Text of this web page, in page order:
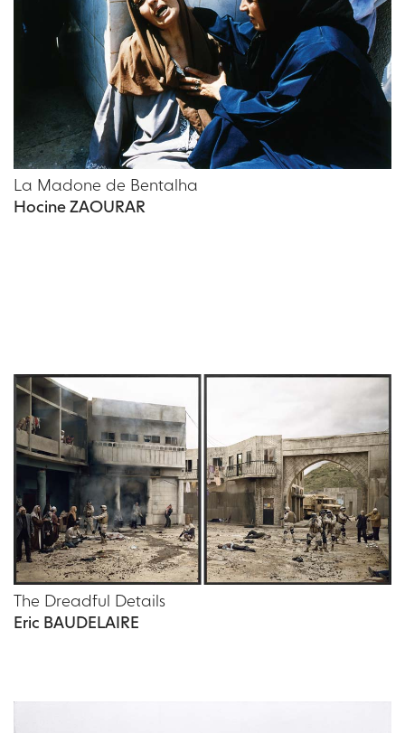
La Madone de Bentalha
Hocine ZAOURAR
The Dreadful Details
Eric BAUDELAIRE